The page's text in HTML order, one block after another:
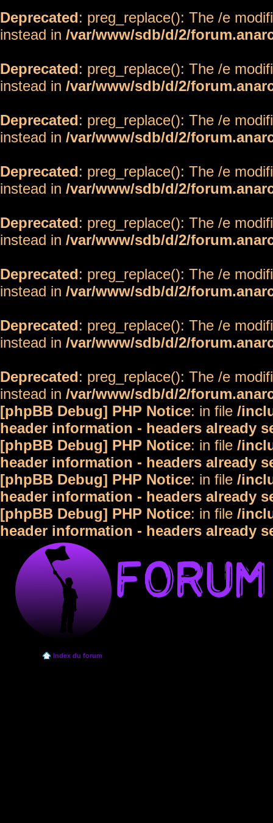
Deprecated: preg_replace(): The /e
instead in /var/www/sdb/d/2/
Deprecated: preg_replace(): The /e
instead in /var/www/sdb/d/2/
Deprecated: preg_replace(): The /e
instead in /var/www/sdb/d/2/
Deprecated: preg_replace(): The /e
instead in /var/www/sdb/d/2/
Deprecated: preg_replace(): The /e
instead in /var/www/sdb/d/2/
Deprecated: preg_replace(): The /e
instead in /var/www/sdb/d/2/
Deprecated: preg_replace(): The /e
instead in /var/www/sdb/d/2/
Deprecated: preg_replace(): The /e
instead in /var/www/sdb/d/2/
[phpBB Debug] PHP Notice: in file /
header information - headers already
[phpBB Debug] PHP Notice: in file /
header information - headers already
[phpBB Debug] PHP Notice: in file /
header information - headers already
[phpBB Debug] PHP Notice: in file /
header information - headers already
Index du forum